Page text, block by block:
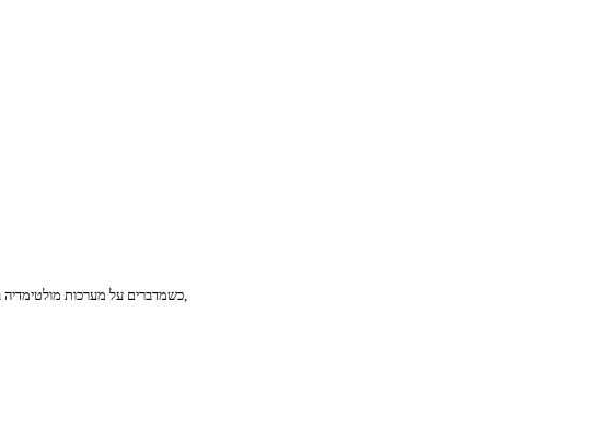
כשמדברים על מערכות מולטימדיה בבית ספר למוסיקה, הקריטריונים לבחירת הספק המבצע היו בלתי מתפשרים, רף המקצועיות הגבוה ביותר והביטחון שהכל יעבוד יחד בסנכרון מדויק וברמת ביצוע איכותית,